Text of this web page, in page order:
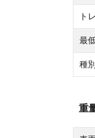
ト
最
種別
重